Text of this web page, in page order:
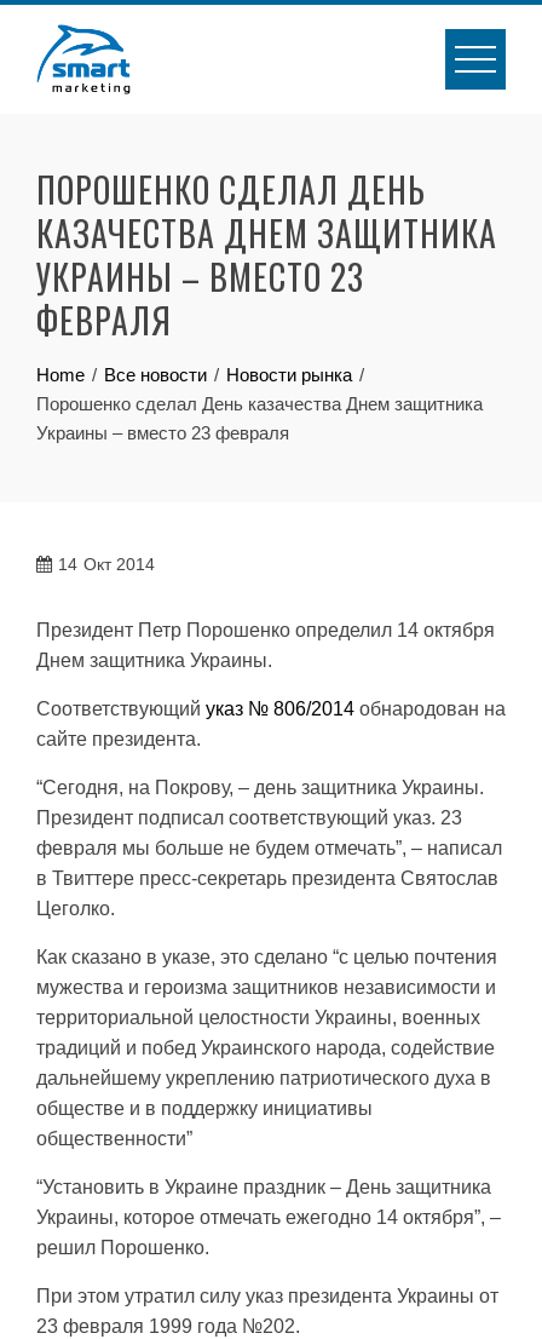
content
ПОРОШЕНКО СДЕЛАЛ ДЕНЬ
КАЗАЧЕСТВА ДНЕМ ЗАЩИТНИКА
УКРАИНЫ – ВМЕСТО 23
ФЕВРАЛЯ
Home Все новости
Новости рынка
Порошенко сделал День казачества Днем защитника
Украины – вместо 23 февраля
14 Окт 2014
Президент Петр Порошенко определил 14 октября
Днем защитника Украины.
Соответствующий указ № 806/2014 обнародован на
сайте президента.
“Сегодня, на Покрову, – день защитника Украины.
Президент подписал соответствующий указ. 23
февраля мы больше не будем отмечать”, – написал
в Твиттере пресс-секретарь президента Святослав
Цеголко.
Как сказано в указе, это сделано “с целью почтения
мужества и героизма защитников независимости и
территориальной целостности Украины, военных
традиций и побед Украинского народа, содействие
дальнейшему укреплению патриотического духа в
обществе и в поддержку инициативы
общественности”
“Установить в Украине праздник – День защитника
Украины, которое отмечать ежегодно 14 октября”, –
решил Порошенко.
При этом утратил силу указ президента Украины от
23 февраля 1999 года №202.